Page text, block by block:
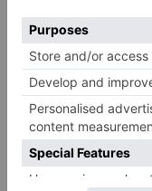
2
3